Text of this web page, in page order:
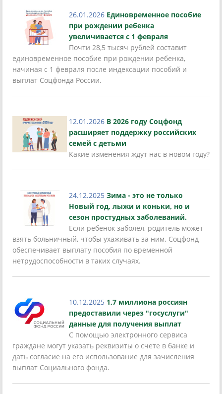
26.01.2026 Единовременное пособие
при рождении ребенка
увеличивается с 1 февраля
Почти 28,5 тысяч рублей составит
единовременное пособие при рождении ребенка,
начиная с 1 февраля после индексации пособий и
выплат Соцфонда России.
12.01.2026 В 2026 году Соцфонд
расширяет поддержку российских
семей с детьми
Какие изменения ждут нас в новом году?
24.12.2025 Зима - это не только
Новый год, лыжи и коньки, но и
сезон простудных заболеваний.
Если ребенок заболел, родитель может
взять больничный, чтобы ухаживать за ним. Соцфонд
обеспечивает выплату пособия по временной
нетрудоспособности в таких случаях.
10.12.2025 1,7 миллиона россиян
предоставили через "госуслуги"
данные для получения выплат
С помощью электронного сервиса
граждане могут указать реквизиты о счете в банке и
дать согласие на его использование для зачисления
выплат Социального фонда.